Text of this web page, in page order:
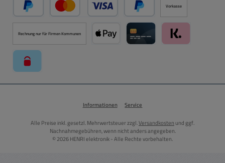
PayPal Kredit- oder Debitkarte über PayPal
Später Bezahlen über PayPal
Vorkasse
Rechnung nur für Firmen Kommunen
Informationen Service
Alle Preise inkl. gesetzl. Mehrwertsteuer zzgl.Versandkosten und ggf.
Nachnahmegebühren, wenn nicht anders angegeben.
© 2026 HENRI elektronik - Alle Rechte vorbehalten.